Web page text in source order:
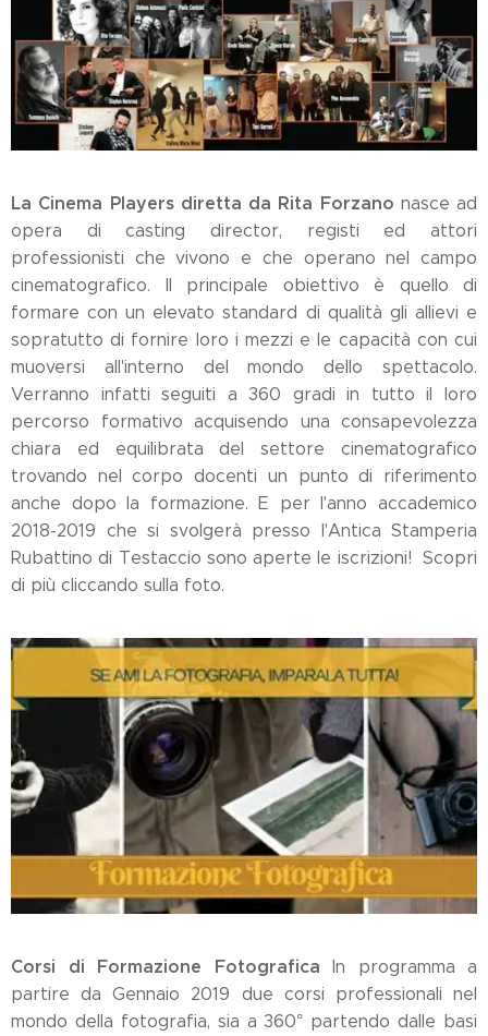
La Cinema Players diretta da Rita Forzano nasce ad
opera di casting director, registi ed attori
professionisti che vivono e che operano nel campo
cinematografico. Il principale obiettivo è quello di
formare con un elevato standard di qualità gli allievi e
sopratutto di fornire loro i mezzi e le capacità con cui
muoversi all'interno del mondo dello spettacolo.
Verranno infatti seguiti a 360 gradi in tutto il loro
percorso formativo acquisendo una consapevolezza
chiara ed equilibrata del settore cinematografico
trovando nel corpo docenti un punto di riferimento
anche dopo la formazione. E per l'anno accademico
2018-2019 che si svolgerà presso l'Antica Stamperia
Rubattino di Testaccio sono aperte le iscrizioni! Scopri
di più cliccando sulla foto.
Corsi di Formazione Fotografica In programma a
partire da Gennaio 2019 due corsi professionali nel
mondo della fotografia, sia a 360° partendo dalle basi